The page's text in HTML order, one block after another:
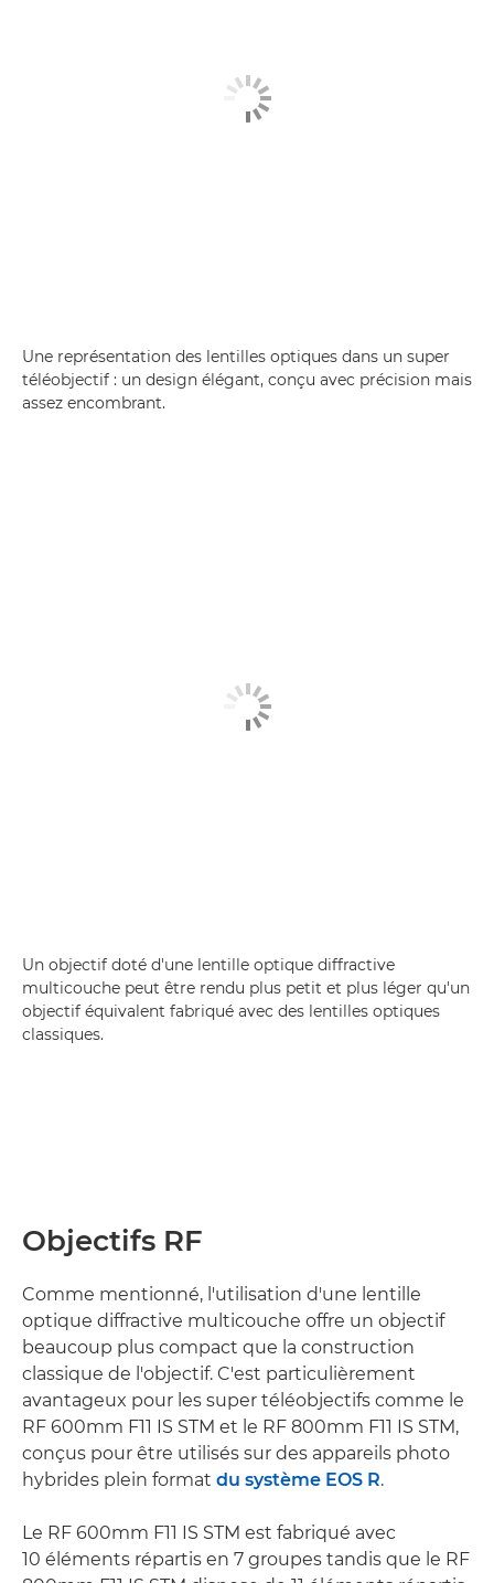
Une représentation des lentilles optiques dans un super
téléobjectif : un design élégant, conçu avec précision mais
assez encombrant.
Un objectif doté d'une lentille optique diffractive
multicouche peut être rendu plus petit et plus léger qu'un
objectif équivalent fabriqué avec des lentilles optiques
classiques.
Objectifs RF
Comme mentionné, l'utilisation d'une lentille
optique diffractive multicouche offre un objectif
beaucoup plus compact que la construction
classique de l'objectif. C'est particulièrement
avantageux pour les super téléobjectifs comme le
RF 600mm F11 IS STM et le RF 800mm F11 IS STM,
conçus pour être utilisés sur des appareils photo
hybrides plein format du système EOS R.
Le RF 600mm F11 IS STM est fabriqué avec
10 éléments répartis en 7 groupes tandis que le RF